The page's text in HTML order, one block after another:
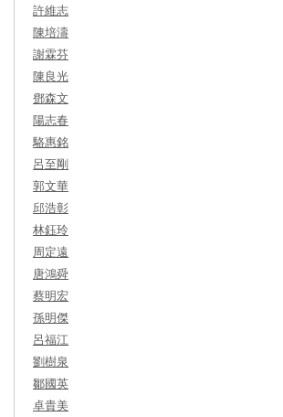
許維志
陳培濤
謝霖芬
陳良光
鄧森文
陽志春
駱惠銘
呂至剛
郭文華
邱浩彰
林鈺玲
周定遠
唐鴻舜
蔡明宏
孫明傑
呂福江
劉樹泉
鄒國英
卓貴美